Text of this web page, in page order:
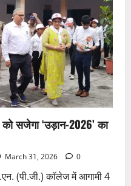
सजेगा ‘उड़ान-2026’ का
March 31, 2026 0
(पी.जी.) कॉलेज में आगामी 4